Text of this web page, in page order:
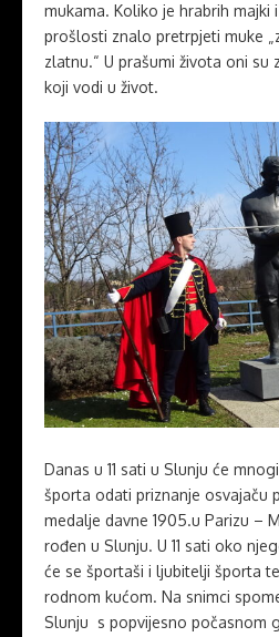
mukama. Koliko je hrabrih majki
prošlosti znalo pretrpjeti muke
zlatnu.“ U prašumi života oni su
koji vodi u život.
Danas u 11 sati u Slunju će
športa odati priznanje osvajaču
medalje davne 1905.u Parizu –
rođen u Slunju. U 11 sati oko
će se športaši i ljubitelji športa
rodnom kućom. Na snimci
Slunju s popvijesno počasnom